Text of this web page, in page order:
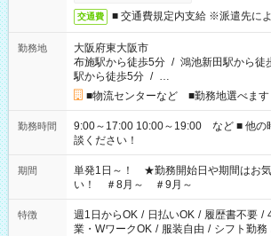
交通費 ■ 交通費規定内支給 ※派遣先に
勤務地
大阪府東大阪市
布施駅から徒歩5分 / 鴻池新田駅から徒
駅から徒歩5分 / …
■物流センターなど ■勤務地選べます
勤務時間
9:00～17:00 10:00～19:00 など ■ 他の時間帯もお気軽にご相
談ください！
期間
単発1日～！ ★勤務開始日や期間はお気
い！ ＃8月～ ＃9月～
特徴 週1日からOK / 日払いOK / 履歴書不要 /
業・WワークOK / 服装自由 / シフト勤務